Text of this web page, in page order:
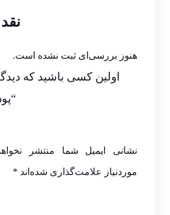
هنوز بررسی‌ای ثبت نشده است.
اولین کسی باشید که
نشانی ایمیل شما منتشر
موردنیاز علامت‌گذاری شده‌اند *